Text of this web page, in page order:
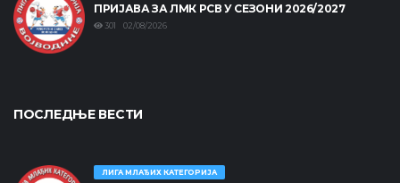
ПРИЈАВА ЗА ЛМК РСВ У СЕЗОНИ 2026/2027
301 02/08/2026
ПОСЛЕДЊЕ ВЕСТИ
ЛИГА МЛАЂИХ КАТЕГОРИЈА